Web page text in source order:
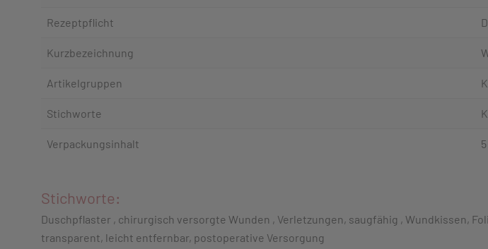
Rezeptpflicht
Kurzbezeichnung
Artikelgruppen
Stichworte
Verpackungsinhalt
Stichworte:
Duschpflaster , chirurgisch versorgte Wunden , Verletzungen, saugfähig , Wundkissen,
transparent, leicht entfernbar, postoperative Versorgung